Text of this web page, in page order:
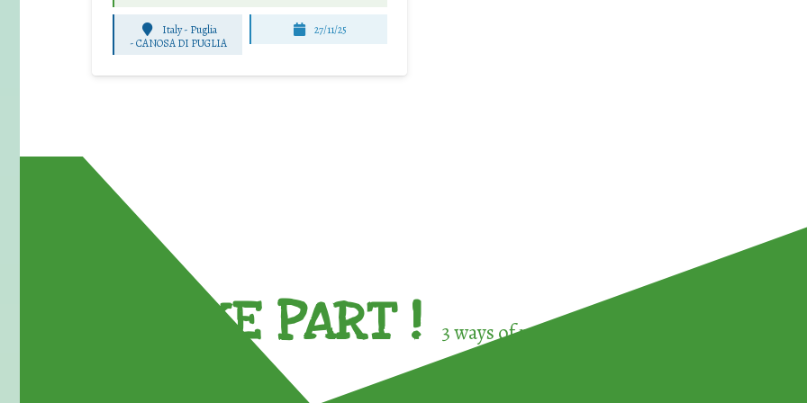
Italy - Puglia
-CANOSA DI PUGLIA
27/11/25
TAKE PART ! 3 ways of participating in the